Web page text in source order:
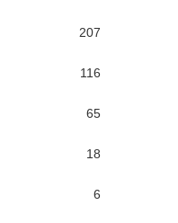
207
116
65
18
6